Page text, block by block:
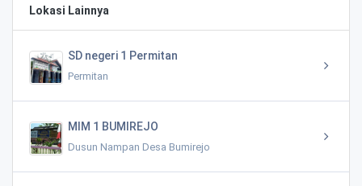
Lokasi Lainnya
SD negeri 1 Permitan
Permitan
MIM 1 BUMIREJO
Dusun Nampan Desa Bumirejo